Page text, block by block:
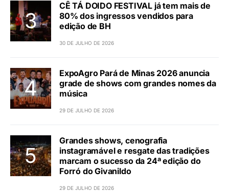
CÊ TÁ DOIDO FESTIVAL já tem mais de
80% dos ingressos vendidos para
edição de BH
30 DE JULHO DE 2026
ExpoAgro Pará de Minas 2026 anuncia
grade de shows com grandes nomes da
música
29 DE JULHO DE 2026
Grandes shows, cenografia
instagramável e resgate das tradições
marcam o sucesso da 24ª edição do
Forró do Givanildo
29 DE JULHO DE 2026